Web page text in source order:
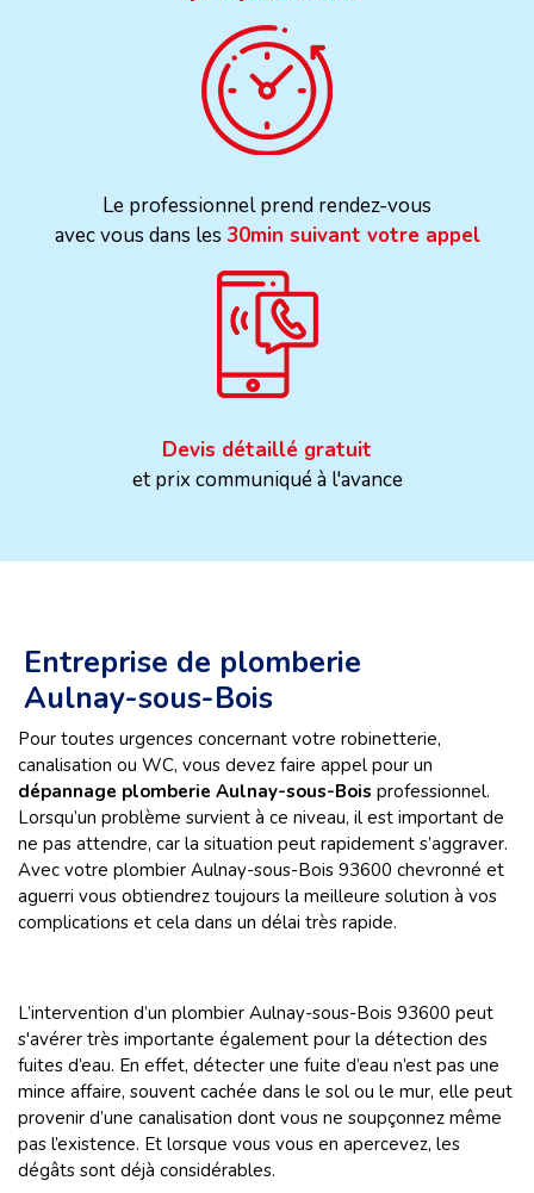
Le professionnel prend rendez-vous
avec vous dans les 30min suivant votre appel
Devis détaillé gratuit
et prix communiqué à l'avance
Entreprise de plomberie
Aulnay-sous-Bois
Pour toutes urgences concernant votre robinetterie,
canalisation ou WC, vous devez faire appel pour un
dépannage plomberie Aulnay-sous-Bois professionnel.
Lorsqu’un problème survient à ce niveau, il est important de
ne pas attendre, car la situation peut rapidement s’aggraver.
Avec votre plombier Aulnay-sous-Bois 93600 chevronné et
aguerri vous obtiendrez toujours la meilleure solution à vos
complications et cela dans un délai très rapide.
L’intervention d’un plombier Aulnay-sous-Bois 93600 peut
s'avérer très importante également pour la détection des
fuites d’eau. En effet, détecter une fuite d’eau n’est pas une
mince affaire, souvent cachée dans le sol ou le mur, elle peut
provenir d’une canalisation dont vous ne soupçonnez même
pas l’existence. Et lorsque vous vous en apercevez, les
dégâts sont déjà considérables.